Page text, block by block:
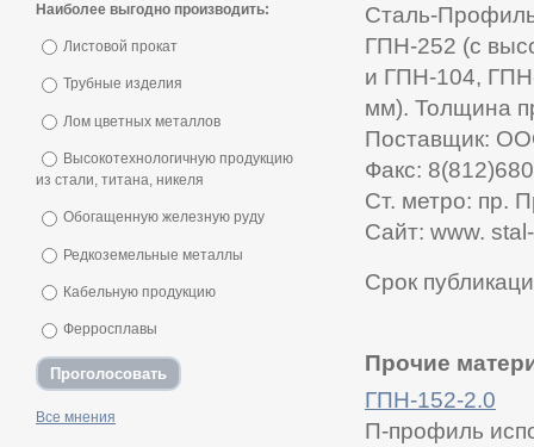
Сталь-
ГПН-252 (с
и ГПН-104,
мм). Толщина
Поставщик:
Факс:
Ст. метро: пр.
Сайт: www.
Срок
Прочие
ГПН-152-2.0
П-профиль
Наиболее выгодно производить:
Листовой прокат
Трубные изделия
Лом цветных металлов
Высокотехнологичную продукцию
из стали, титана, никеля
Обогащенную железную руду
Редкоземельные металлы
Кабельную продукцию
Ферросплавы
Все мнения